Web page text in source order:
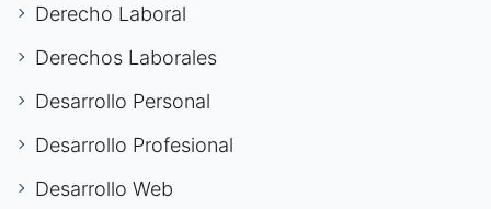
Derecho Laboral
Derechos Laborales
Desarrollo Personal
Desarrollo Profesional
Desarrollo Web